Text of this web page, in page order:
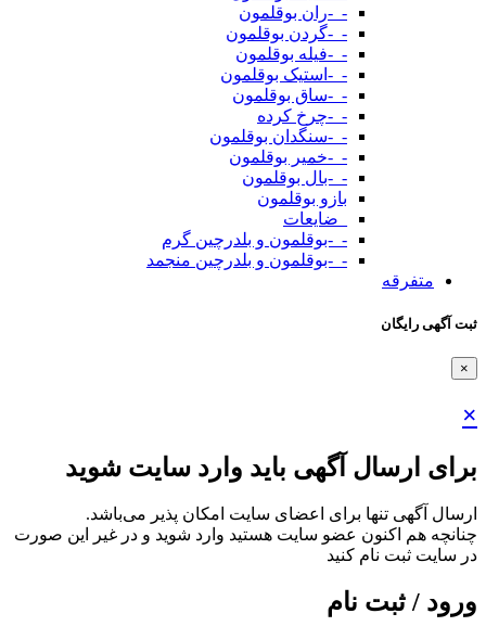
-_-ران بوقلمون
-_-گردن بوقلمون
-_-فیله بوقلمون
-_-استیک بوقلمون
-_-ساق بوقلمون
-_-چرخ کرده
-_-سنگدان بوقلمون
-_-خمیر بوقلمون
-_-بال بوقلمون
بازو بوقلمون
_ضایعات
-_-بوقلمون و بلدرچین گرم
-_-بوقلمون و بلدرچین منجمد
متفرقه
ثبت آگهی رایگان
×
×
برای ارسال آگهی باید وارد سایت شوید
ارسال آگهی تنها برای اعضای سایت امکان پذیر می‌باشد.
چنانچه هم‌ اکنون عضو سایت هستید وارد شوید و در غیر این صورت
در سایت ثبت نام کنید
ورود / ثبت نام